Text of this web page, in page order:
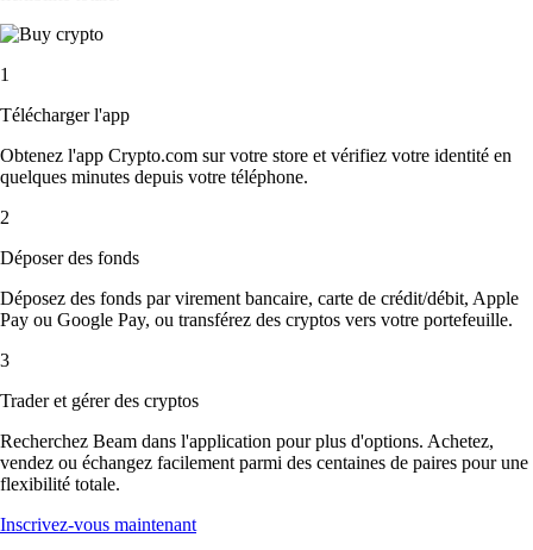
1
Télécharger l'app
Obtenez l'app Crypto.com sur votre store et vérifiez votre identité en
quelques minutes depuis votre téléphone.
2
Déposer des fonds
Déposez des fonds par virement bancaire, carte de crédit/débit, Apple
Pay ou Google Pay, ou transférez des cryptos vers votre portefeuille.
3
Trader et gérer des cryptos
Recherchez Beam dans l'application pour plus d'options. Achetez,
vendez ou échangez facilement parmi des centaines de paires pour une
flexibilité totale.
Inscrivez-vous maintenant